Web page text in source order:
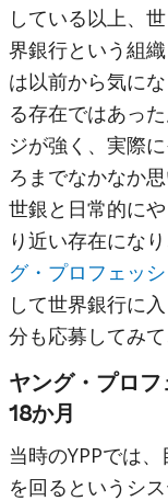
している以上、世
界銀行という組織
は以前から気にな
る存在ではあっ
ジが強く、実際
ろまでなかなか
世銀と日常的に
り近い存在にな
グ・プロフェッ
して世界銀行に
分も応募してみ
ヤング・プロ
18か月
当時のYPPでは
を回るというシ